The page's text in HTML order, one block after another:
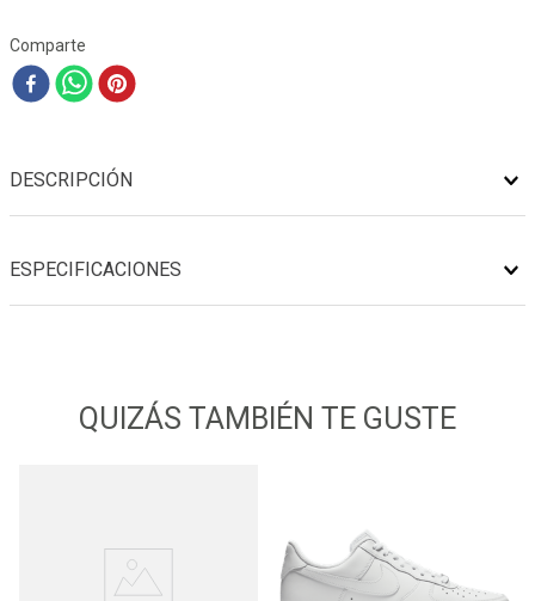
Comparte
DESCRIPCIÓN
ESPECIFICACIONES
QUIZÁS TAMBIÉN TE GUSTE